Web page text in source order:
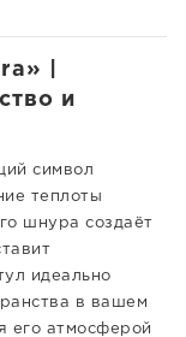
|
и
символ
теплоты
шнура создаёт
идеально
в вашем
его атмосферой